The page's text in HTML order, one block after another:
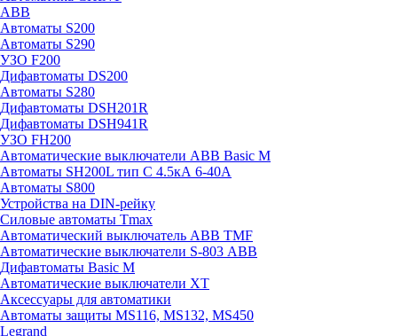
ABB
Автоматы S200
Автоматы S290
УЗО F200
Дифавтоматы DS200
Автоматы S280
Дифавтоматы DSH201R
Дифавтоматы DSH941R
УЗО FH200
Автоматические выключатели ABB Basic M
Автоматы SH200L тип С 4.5кА 6-40А
Автоматы S800
Устройства на DIN-рейку
Силовые автоматы Tmax
Автоматический выключатель ABB TMF
Автоматические выключатели S-803 АВВ
Дифавтоматы Basic M
Автоматические выключатели XT
Аксессуары для автоматики
Автоматы защиты MS116, MS132, MS450
Legrand